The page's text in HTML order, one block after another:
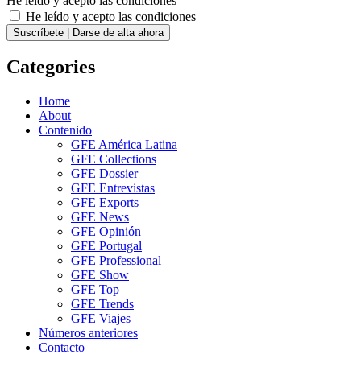
He leído y acepto las condiciones
Suscríbete | Darse de alta ahora
Categories
Home
About
Contenido
GFE América Latina
GFE Collections
GFE Dossier
GFE Entrevistas
GFE Exports
GFE News
GFE Opinión
GFE Portugal
GFE Professional
GFE Show
GFE Top
GFE Trends
GFE Viajes
Números anteriores
Contacto